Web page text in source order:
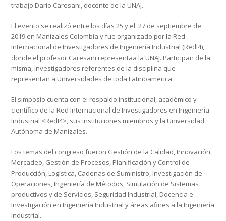
trabajo Dario Caresani, docente de la UNAJ.
El evento se realizó entre los días 25 y el 27 de septiembre de
2019 en Manizales Colombia y fue organizado por la Red
Internacional de Investigadores de Ingeniería Industrial (RedI4),
donde el profesor Caresani representaa la UNAJ. Participan de la
misma, investigadores referentes de la disciplina que
representan a Universidades de toda Latinoamerica.
El simposio cuenta con el respaldo institucional, académico y
científico de la Red Internacional de Investigadores en Ingeniería
Industrial <RedI4>, sus instituciones miembros y la Universidad
Autónoma de Manizales.
Los temas del congreso fueron Gestión de la Calidad, Innovación,
Mercadeo, Gestión de Procesos, Planificación y Control de
Producción, Logística, Cadenas de Suministro, Investigación de
Operaciones, Ingeniería de Métodos, Simulación de Sistemas
productivos y de Servicios, Seguridad Industrial, Docencia e
Investigación en Ingeniería Industrial y áreas afines a la Ingeniería
Industrial.